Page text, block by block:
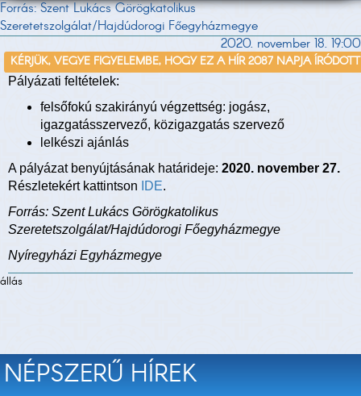
Forrás: Szent Lukács Görögkatolikus
Szeretetszolgálat/Hajdúdorogi Főegyházmegye
2020. november 18. 19:00
KÉRJÜK, VEGYE FIGYELEMBE, HOGY EZ A HÍR 2087 NAPJA ÍRÓDOTT
Pályázati feltételek:
felsőfokú szakirányú végzettség: jogász,
igazgatásszervező, közigazgatás szervező
lelkészi ajánlás
A pályázat benyújtásának határideje: 2020. november 27.
Részletekért kattintson
IDE.
Forrás: Szent Lukács Görögkatolikus
Szeretetszolgálat/Hajdúdorogi Főegyházmegye
Nyíregyházi Egyházmegye
állás
NÉPSZERŰ HÍREK